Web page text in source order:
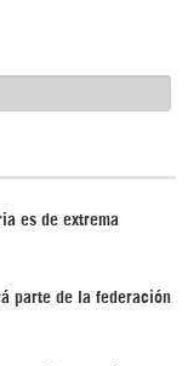
es de extrema
parte de la federación